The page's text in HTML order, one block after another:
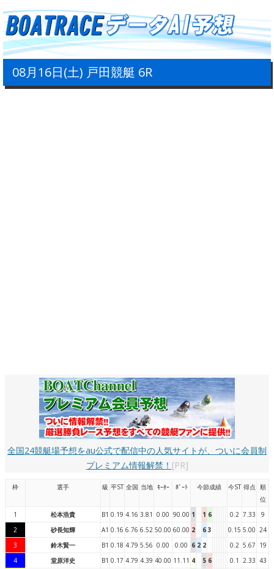
08月16日(土) 戸田競艇 6R
全国24競艇場予想をau公式で配信中の人気サイトが、ついに会員制
プレミアム情報解禁！ [PR]
枠 選手 級 平ST 全国 当地 ﾓｰﾀｰ ﾎﾞｰﾄ 今節成績 今ST 得点
順
位
1
松本浩貴 B1 0.19 4.16 3.81 0.00 90.00 1 1 6 0.2 7.33
9
2
砂長知輝 A1 0.16 6.76 6.52 50.00 60.00 2 6 3 0.15 5.00 24
3
鈴木賢一 B1 0.18 4.79 5.56 0.00 0.00 6 2 2 0.2 5.67 19
4
堂原洋史 B1 0.17 4.79 4.39 40.00 11.11 4 5 6 0.1 2.33 43